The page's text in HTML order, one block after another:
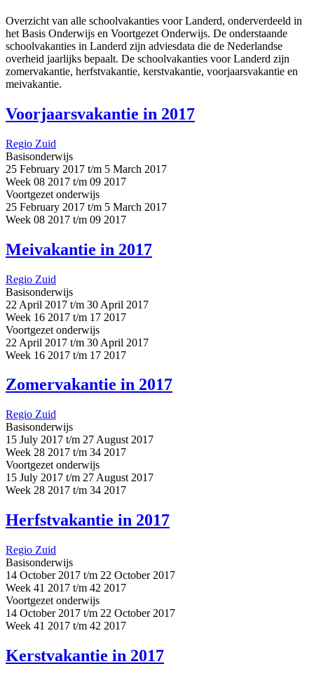
Overzicht van alle schoolvakanties voor Landerd, onderverdeeld in
het Basis Onderwijs en Voortgezet Onderwijs. De onderstaande
schoolvakanties in Landerd zijn adviesdata die de Nederlandse
overheid jaarlijks bepaalt. De schoolvakanties voor Landerd zijn
zomervakantie, herfstvakantie, kerstvakantie, voorjaarsvakantie en
meivakantie.
Voorjaarsvakantie in 2017
Regio Zuid
Basisonderwijs
25 February 2017 t/m 5 March 2017
Week 08 2017 t/m 09 2017
Voortgezet onderwijs
25 February 2017 t/m 5 March 2017
Week 08 2017 t/m 09 2017
Meivakantie in 2017
Regio Zuid
Basisonderwijs
22 April 2017 t/m 30 April 2017
Week 16 2017 t/m 17 2017
Voortgezet onderwijs
22 April 2017 t/m 30 April 2017
Week 16 2017 t/m 17 2017
Zomervakantie in 2017
Regio Zuid
Basisonderwijs
15 July 2017 t/m 27 August 2017
Week 28 2017 t/m 34 2017
Voortgezet onderwijs
15 July 2017 t/m 27 August 2017
Week 28 2017 t/m 34 2017
Herfstvakantie in 2017
Regio Zuid
Basisonderwijs
14 October 2017 t/m 22 October 2017
Week 41 2017 t/m 42 2017
Voortgezet onderwijs
14 October 2017 t/m 22 October 2017
Week 41 2017 t/m 42 2017
Kerstvakantie in 2017